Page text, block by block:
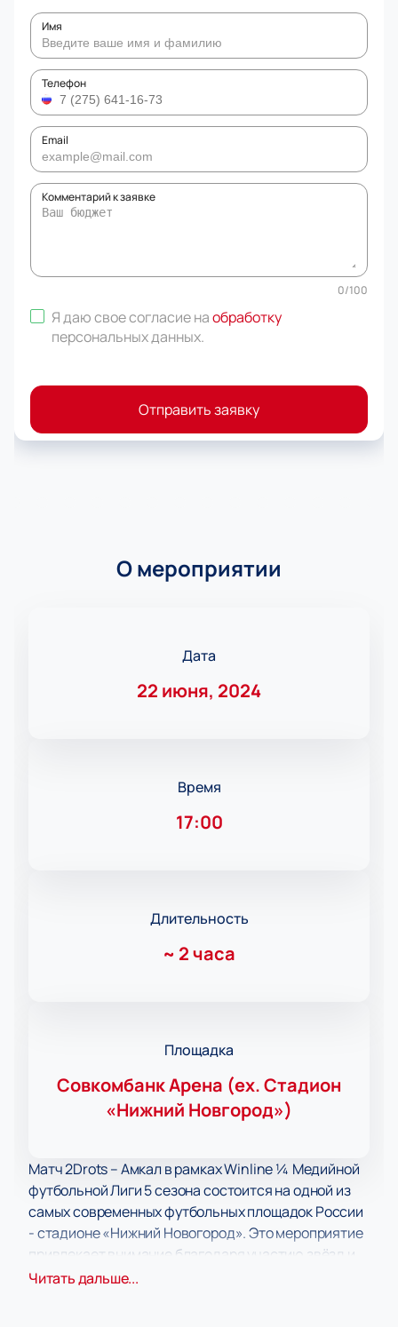
Имя
Телефон
Email
Комментарий к заявке
0/100
Я даю свое согласие наобработку
персональных данных.
Отправить заявку
О мероприятии
Дата
22 июня, 2024
Время
17:00
Длительность
~ 2 часа
Площадка
Совкомбанк Арена (ex. Стадион
«Нижний Новгород»)
Матч 2Drots – Амкал в рамках Winline ¼ Медийной
футбольной Лиги 5 сезона состоится на одной из
самых современных футбольных площадок России
- стадионе «Нижний Новогород». Это мероприятие
привлекает внимание благодаря участию звёзд и
инфлюенсеров, представляющих спорт,
Читать дальше...